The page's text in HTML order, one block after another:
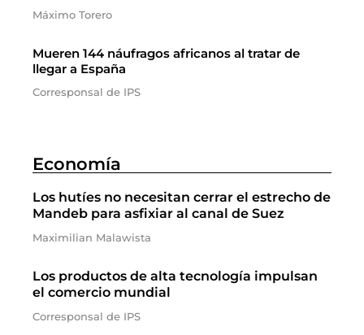
Máximo Torero
Mueren 144 náufragos africanos al tratar de
llegar a España
Corresponsal de IPS
Economía
Los hutíes no necesitan cerrar el estrecho de
Mandeb para asfixiar al canal de Suez
Maximilian Malawista
Los productos de alta tecnología impulsan
el comercio mundial
Corresponsal de IPS